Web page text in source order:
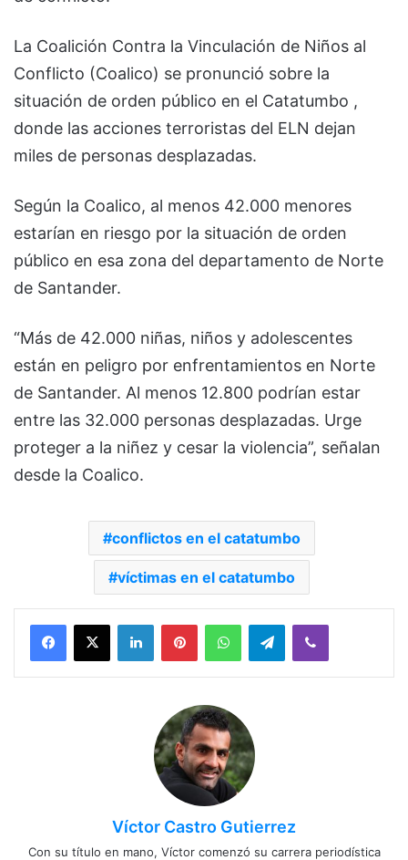
La Coalición Contra la Vinculación de Niños al
Conflicto (Coalico) se pronunció sobre la
situación de orden público en el Catatumbo ,
donde las acciones terroristas del ELN dejan
miles de personas desplazadas.
Según la Coalico, al menos 42.000 menores
estarían en riesgo por la situación de orden
público en esa zona del departamento de Norte
de Santander.
“Más de 42.000 niñas, niños y adolescentes
están en peligro por enfrentamientos en Norte
de Santander. Al menos 12.800 podrían estar
entre las 32.000 personas desplazadas. Urge
proteger a la niñez y cesar la violencia”, señalan
desde la Coalico.
conflictos en el catatumbo
víctimas en el catatumbo
Facebook
X LinkedInPinterestWhatsAppTelegramViber
Víctor Castro Gutierrez
Con su título en mano, Víctor comenzó su carrera periodística